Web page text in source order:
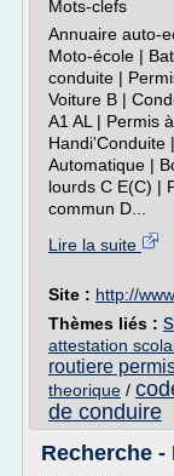
Mots-clefs
Annuaire auto-
Moto-école |
conduite |
Voiture B |
A1 AL | Permis
Handi'Conduite
Automatique |
lourds C E(C) |
commun D...
Lire la suite
Site : http://
Thèmes liés :
attestation
routiere
theorique /
de conduire
Recherche